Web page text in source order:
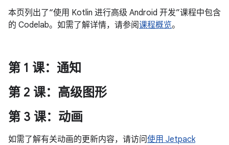
本页列出了“使用 Kotlin 进行高级 Android 开发”课程中包含
的 Codelab。如需了解详情，请参阅课程概览。
第 1 课：通知
第 2 课：高级图形
第 3 课：动画
如需了解有关动画的更新内容，请访问使用 Jetpack